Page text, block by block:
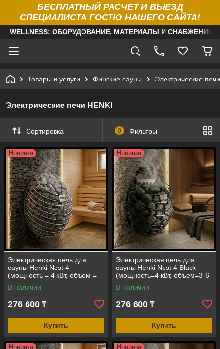
БЕСПЛАТНЫЙ РАСЧЕТ И ВЫЕЗД
СПЕЦИАЛИСТА ГОСТЮ НАШЕГО САЙТА!
WELLNESS: ОБОРУДОВАНИЕ, МАТЕРИАЛЫ И
Товары и услуги Финские сауны Электрические
Электрические печи HENKI
Сортировка 0 Фильтры
Новинка
Электрическая печь для
сауны Henki Nest 4
(мощность = 4 кВт, объем =
3-6 м3, под выносной пульт
управления)
В наличии
276 600 ₸
Купить
Новинка
Электрическая печь для
сауны Henki Nest 4 Black
(мощность=4 кВт, объем=3-6
м3, под выносной пульт
управления)
В наличии
276 600 ₸
Купить
Новинка Новинка